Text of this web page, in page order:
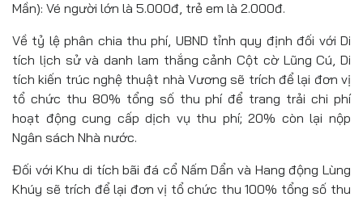
Mần): Vé người lớn là 5.000đ, trẻ em là 2.000đ.
Về tỷ lệ phân chia thu phí, UBND tỉnh quy định đối với Di
tích lịch sử và danh lam thắng cảnh Cột cờ Lũng Cú, Di
tích kiến trúc nghệ thuật nhà Vương sẽ trích để lại đơn vị
tổ chức thu 80% tổng số thu phí để trang trải chi phí
hoạt động cung cấp dịch vụ thu phí; 20% còn lại nộp
Ngân sách Nhà nước.
Đối với Khu di tích bãi đá cổ Nấm Dẩn và Hang động Lùng
Khúy sẽ trích để lại đơn vị tổ chức thu 100% tổng số thu